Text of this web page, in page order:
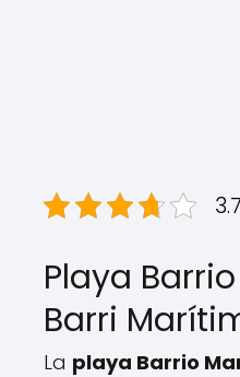
Playa
Barri
La playa Barrio